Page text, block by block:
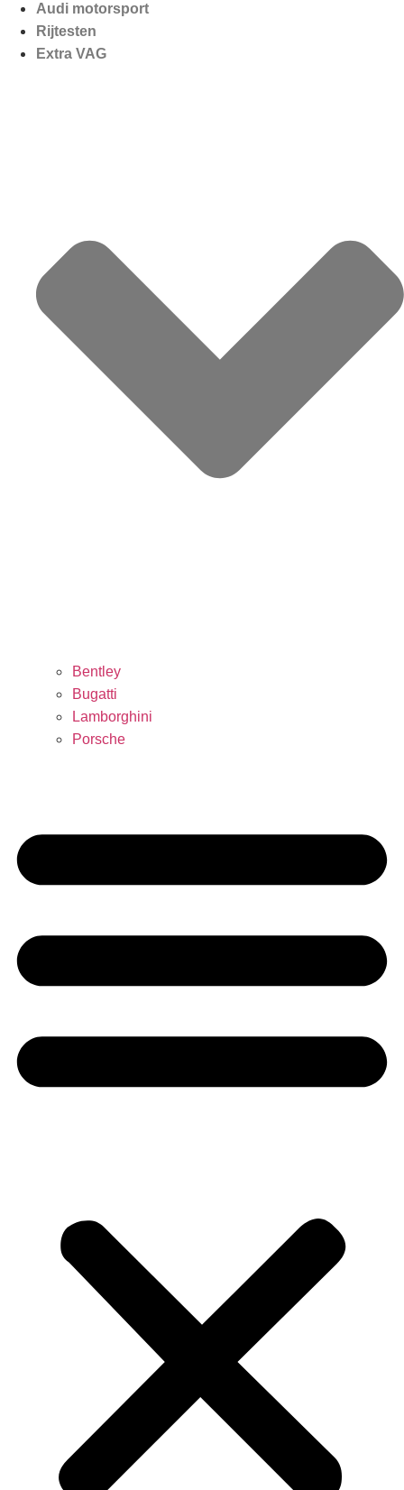
Audi motorsport
Rijtesten
Extra VAG
Bentley
Bugatti
Lamborghini
Porsche